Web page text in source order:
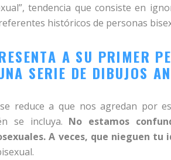
tendencia que consiste en
históricos de personas
A SU PRIMER
SERIE DE DIBUJOS
reduce a que nos agredan por
se incluya. No estamos
A veces, que nieguen